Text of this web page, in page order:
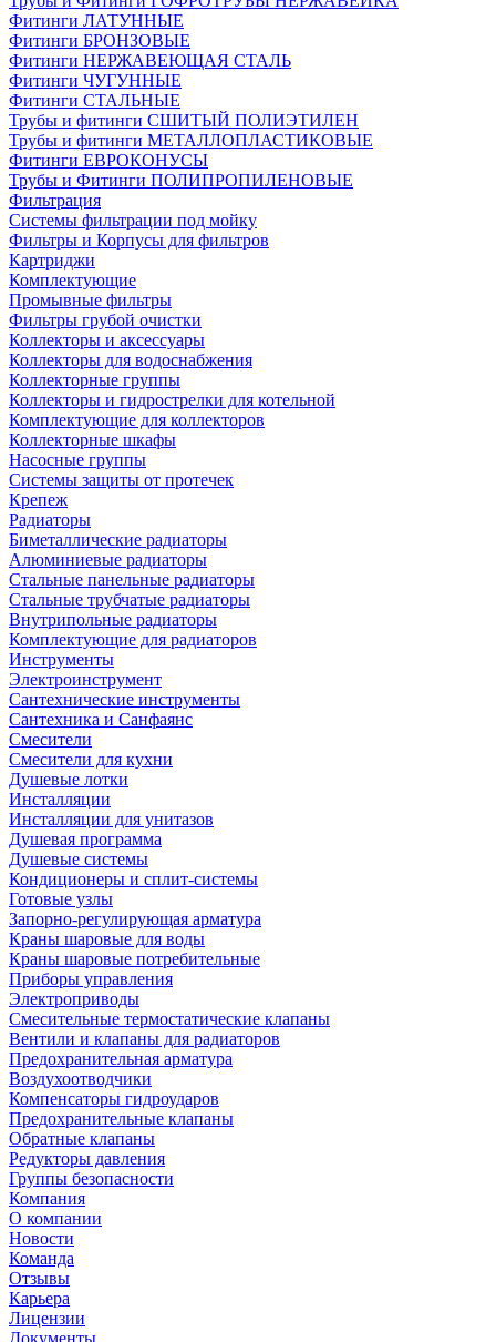
Фитинги ЛАТУННЫЕ
Фитинги БРОНЗОВЫЕ
Фитинги НЕРЖАВЕЮЩАЯ СТАЛЬ
Фитинги ЧУГУННЫЕ
Фитинги СТАЛЬНЫЕ
Трубы и фитинги СШИТЫЙ ПОЛИЭТИЛЕН
Трубы и фитинги МЕТАЛЛОПЛАСТИКОВЫЕ
Фитинги ЕВРОКОНУСЫ
Трубы и Фитинги ПОЛИПРОПИЛЕНОВЫЕ
Фильтрация
Системы фильтрации под мойку
Фильтры и Корпусы для фильтров
Картриджи
Комплектующие
Промывные фильтры
Фильтры грубой очистки
Коллекторы и аксессуары
Коллекторы для водоснабжения
Коллекторные группы
Коллекторы и гидрострелки для котельной
Комплектующие для коллекторов
Коллекторные шкафы
Насосные группы
Системы защиты от протечек
Крепеж
Радиаторы
Биметаллические радиаторы
Алюминиевые радиаторы
Стальные панельные радиаторы
Стальные трубчатые радиаторы
Внутрипольные радиаторы
Комплектующие для радиаторов
Инструменты
Электроинструмент
Сантехнические инструменты
Сантехника и Санфаянс
Смесители
Смесители для кухни
Душевые лотки
Инсталляции
Инсталляции для унитазов
Душевая программа
Душевые системы
Кондиционеры и сплит-системы
Готовые узлы
Запорно-регулирующая арматура
Краны шаровые для воды
Краны шаровые потребительные
Приборы управления
Электроприводы
Смесительные термостатические клапаны
Вентили и клапаны для радиаторов
Предохранительная арматура
Воздухоотводчики
Компенсаторы гидроударов
Предохранительные клапаны
Обратные клапаны
Редукторы давления
Группы безопасности
Компания
О компании
Новости
Команда
Отзывы
Карьера
Лицензии
Документы